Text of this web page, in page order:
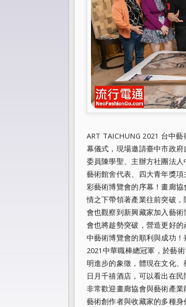
ART TAICHUNG 2021 台中藝
幕儀式， 現場邀請臺中市政府
委員陳學聖、 主辦方社團法人
藝術館舍代表、 四大青年獎
彩藝術博覽會的序幕！畫廊協
情之下帶領著產業往前突破
會也觀察到新興藏家加入藝
會也將趁勢突破， 營造更好的
中藝術博覽會的順利與成功！
2021中華職棒總冠軍，於藝
明進步的象徵，體現在文化、
日月千禧酒店， 可以看出在民
非常歡迎畫廊協會與藝術產業
藝術創作者與收藏家的多種身